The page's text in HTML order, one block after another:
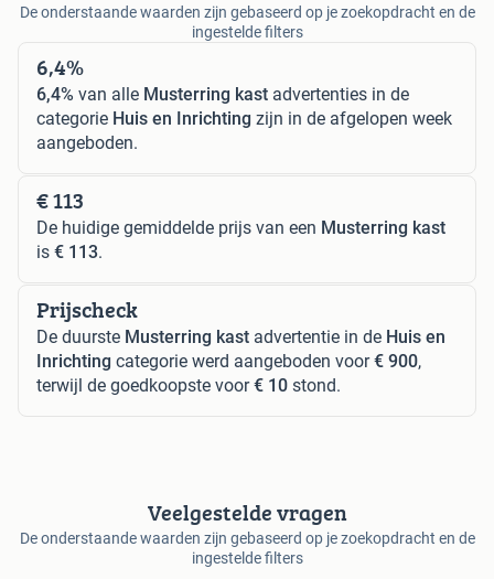
De onderstaande waarden zijn gebaseerd op je zoekopdracht en de
ingestelde filters
6,4%
6,4% van alle Musterring kast advertenties in de
categorie Huis en Inrichting zijn in de afgelopen week
aangeboden.
€ 113
De huidige gemiddelde prijs van een Musterring kast
is € 113.
Prijscheck
De duurste Musterring kast advertentie in de Huis en
Inrichting categorie werd aangeboden voor€ 900,
terwijl de goedkoopste voor€ 10 stond.
Veelgestelde vragen
De onderstaande waarden zijn gebaseerd op je zoekopdracht en de
ingestelde filters